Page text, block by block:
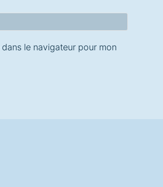
le navigateur pour mon